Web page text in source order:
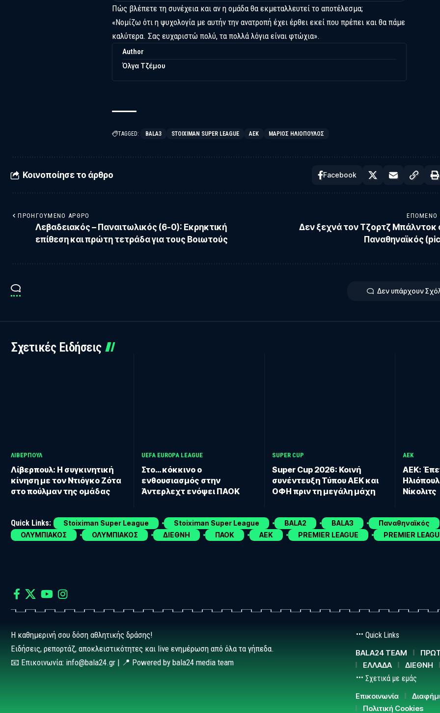
Πώς βλέπετε τη συνέχεια και αν η ομάδα θα εκμεταλλευτεί το αποτέλεσμα;
«Νομίζω ότι η ψυχολογία με αυτήν την ανατροπή έχει έρθει εκεί που πρέπει και θα πάμε
καλύτερα. Σας ευχαριστώ πολύ, τα πολλά λόγια είναι φτώχια».
Author
Όλγα Τζέμου
TAGGED: BALA3 STOIXIMAN SUPER LEAGUE ΑΕΚ ΜΆΡΙΟΣ ΗΛΙΌΠΟΥΛΟΣ
Κοινοποίησε το άρθρο Facebook
ΠΡΟΗΓΟΎΜΕΝΟ ΆΡΘΡΟ
Λεβαδειακός – Παναιτωλικός (6-0): Εκρηκτική
επίθεση και πρώτη τετράδα για τους Βοιωτούς
ΕΠΌΜΕΝΟ
Δεν ξεχνά τον Τζορτζ Μπάλντοκ
Παναθηναϊκός
Δεν υπάρχουν
Σχετικές Ειδήσεις
ΛΊΒΕΡΠΟΥΛ
Λίβερπουλ: Η συγκινητική
κίνηση με τον Ντιόγκο Ζότα
στο πούλμαν της ομάδας
UEFA EUROPA LEAGUE
Στο… κόκκινο ο
ενθουσιασμός στην
Άντερλεχτ ενόψει ΠΑΟΚ
SUPER CUP
Super Cup 2026: Κοινή
συνέντευξη Τύπου ΑΕΚ και
ΟΦΗ πριν τη μεγάλη μάχη
ΑΕΚ
ΑΕΚ:
Νίκολιτς
Quick Links: Stoiximan Super League Stoiximan Super League BALA2 BALA3 Παναθηναϊκός
ΟΛΥΜΠΙΑΚΟΣ
ΟΛΥΜΠΙΑΚΟΣ ΔΙΕΘΝΗ ΠΑΟΚ ΑΕΚ PREMIER LEAGUE PREMIER
Η καθημερινή σου δόση αθλητικής δράσης!
Ειδήσεις, ρεπορτάζ, αποκλειστικότητες και live ενημέρωση από όλα τα γήπεδα.
📧 Επικοινωνία: info@bala24.gr | 📍 Powered by bala24 media team
Quick Links
BALA24 TEAM
ΕΛΛΑΔΑ
ΔΙΕΘΝΗ
Σχετικά με εμάς
Επικοινωνία
Πολιτική Cookies